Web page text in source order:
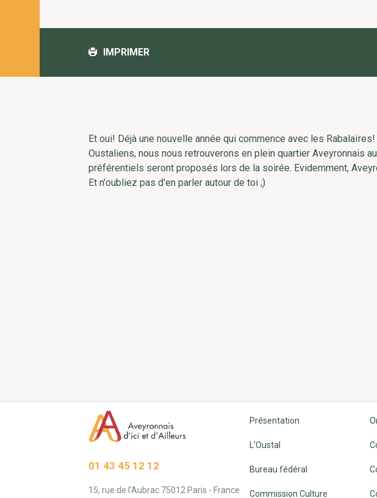
IMPRIMER
Et oui! Déjà une nouvelle année qui commence avec les
Oustaliens, nous nous retrouverons en plein quartier Aveyronnais
préférentiels seront proposés lors de la soirée. Evidemment,
Et n'oubliez pas d'en parler autour de toi ;)
01 43 45 12 12
15, rue de l'Aubrac 75012 Paris - France
Présentation
L'Oustal
Bureau fédéral
Commission Culture